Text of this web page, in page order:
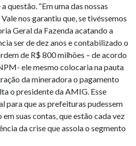
questão. “Em uma das nossas
nos garantiu que, se tivéssemos
Geral da Fazenda acatando a
ser de dez anos e contabilizado o
de R$ 800 milhões – de acordo
ele mesmo colocaria na pauta
da mineradora o pagamento
o presidente da AMIG. Esse
para que as prefeituras pudessem
suas contas, que estão cada vez
da crise que assola o segmento